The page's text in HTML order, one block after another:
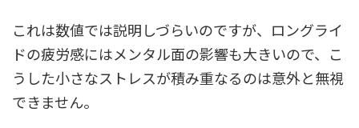
これは数値では説明しづらいのですが、ロングライ
ドの疲労感にはメンタル面の影響も大きいので、こ
うした小さなストレスが積み重なるのは意外と無視
できません。